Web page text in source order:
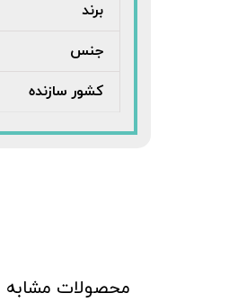
برند
جنس
کشور سازنده
محصولات مشابه